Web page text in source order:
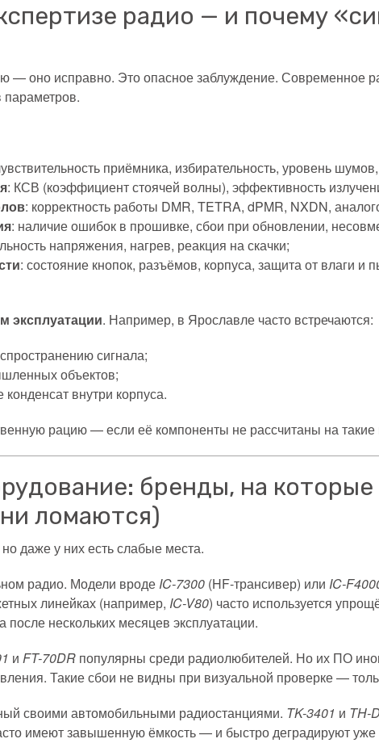
радио — и почему
— оно исправно. Это опасное заблуждение. Современное
параметров.
приёмника, избирательность, уровень
: КСВ (коэффициент стоячей волны), эффективность
: корректность работы DMR, TETRA, dPMR, NXDN,
: наличие ошибок в прошивке, сбои при обновлении,
напряжения, нагрев, реакция на скачки;
: состояние кнопок, разъёмов, корпуса, защита от влаги
эксплуатации. Например, в Ярославле часто встречаются:
сигнала;
объектов;
внутри корпуса.
рацию — если её компоненты не рассчитаны на такие
бренды, на
ломаются)
даже у них есть слабые места.
радио. Модели вроде IC-7300 (HF-трансивер) или IC-
линейках (например, IC-V80) часто используется
нескольких месяцев эксплуатации.
и FT-70DR популярны среди радиолюбителей. Но их ПО
Такие сбои не видны при визуальной проверке —
своими автомобильными радиостанциями. TK-3401 и TH-
имеют завышенную ёмкость — и быстро деградируют уже